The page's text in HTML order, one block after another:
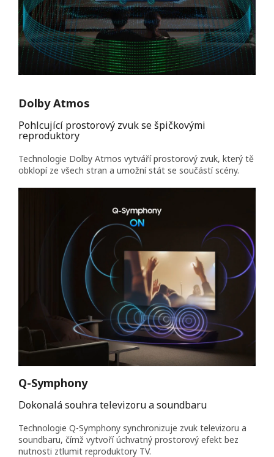
Dolby Atmos
Pohlcující prostorový zvuk se špičkovými
reproduktory
Technologie Dolby Atmos vytváří prostorový zvuk, který tě
obklopí ze všech stran a umožní stát se součástí scény.
Q-Symphony
Dokonalá souhra televizoru a soundbaru
Technologie Q-Symphony synchronizuje zvuk televizoru a
soundbaru, čímž vytvoří úchvatný prostorový efekt bez
nutnosti ztlumit reproduktory TV.